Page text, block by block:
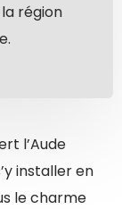
région
l’Aude
installer en
le charme